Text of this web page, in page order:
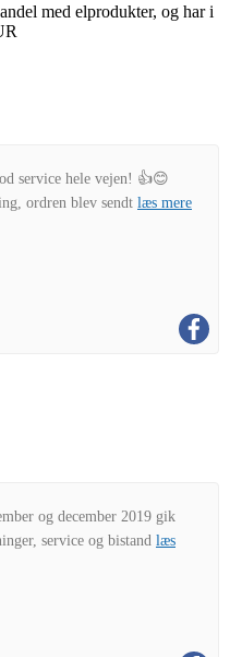
med elprodukter, og har i
service hele vejen! 👍😊
ordren blev sendt læs mere
og december 2019 gik
service og bistand læs